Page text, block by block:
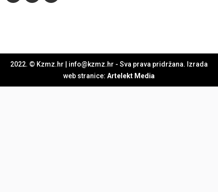
2022. © Kzmz.hr | info@kzmz.hr - Sva prava pridržana. Izrada
web stranice: Artelekt Media